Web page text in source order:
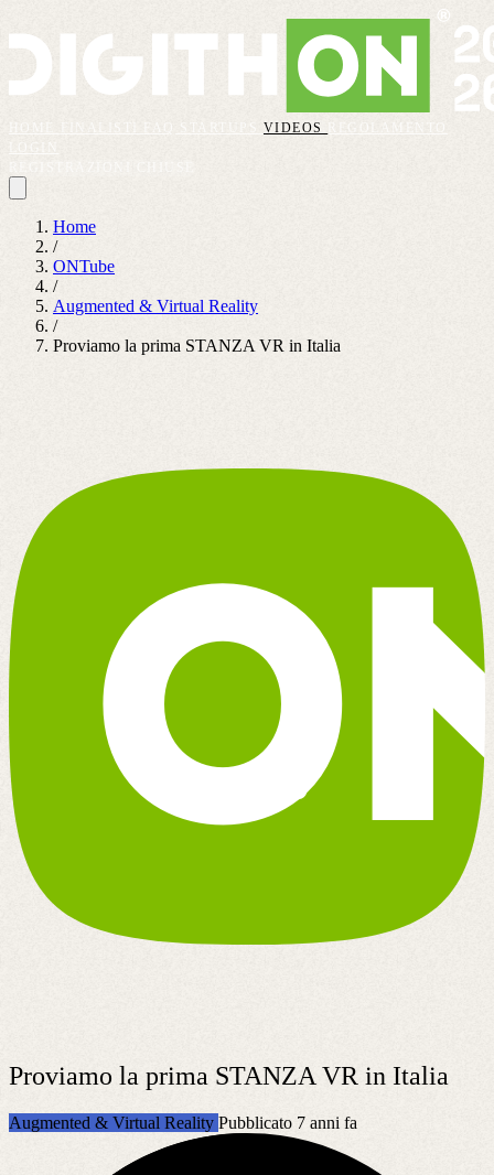
VIDEOS
REGOLAMENTO
Home
/
ONTube
/
Augmented & Virtual Reality
/
Proviamo la prima STANZA VR in Italia
Proviamo la prima STANZA VR in Italia
Augmented & Virtual Reality Pubblicato 7 anni fa